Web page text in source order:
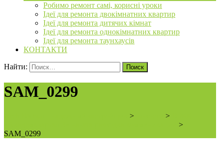
Робимо ремонт самі, корисні уроки
Ідеї для ремонта двокімнатних квартир
Ідеї для ремонта дитячих кімнат
Ідеї для ремонта однокімнатних квартир
Ідеї для ремонта таунхаусів
КОНТАКТИ
Найти:
SAM_0299
> >
>
SAM_0299